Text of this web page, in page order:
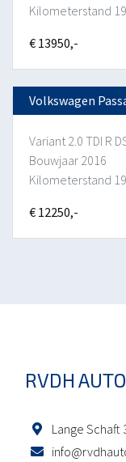
Kilometerstand
€ 13950,-
Volkswagen
Variant 2.0 TDI R
Bouwjaar 2016
Kilometerstand
€ 12250,-
RVDH
Lange Schaft